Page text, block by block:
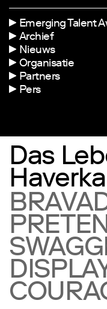
Emerging Talent
Archief
Nieuws
Organisatie
Partners
Pers
Das